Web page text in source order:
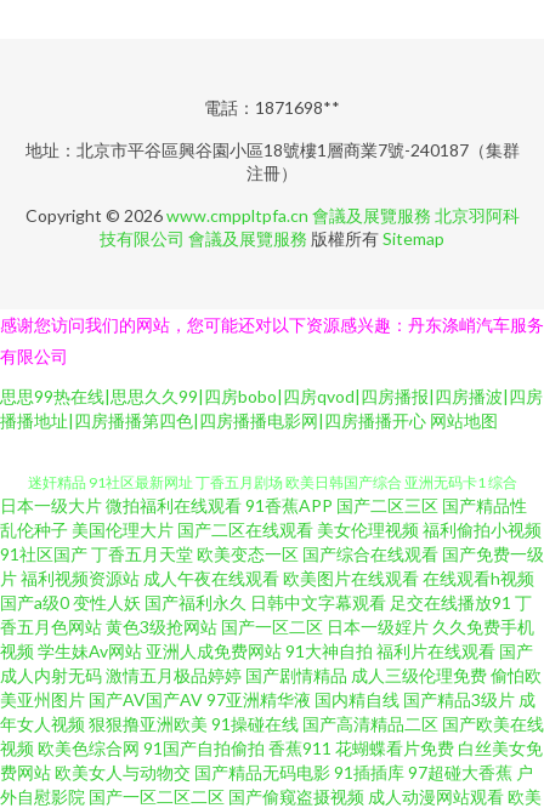
電話：1871698**
地址：北京市平谷區興谷園小區18號樓1層商業7號-240187（集群
注冊）
Copyright © 2026www.cmppltpfa.cn 會議及展覽服務 北京羽阿科
技有限公司 會議及展覽服務 版權所有Sitemap
感谢您访问我们的网站，您可能还对以下资源感兴趣：丹东涤峭汽车服务
有限公司
思思99热在线|思思久久99|四房bobo|四房qvod|四房播报|四房播波|四房
播播地址|四房播播第四色|四房播播电影网|四房播播开心 网站地图
欧美性爱快播 东京热男人天堂 国产欧美日韩91 免费性爱Av 五月婷婷影院 91
色色97 99久久偷窥 精品不卡视屏 av三级操 av资源总站 超碰人人大 国产系列
WWW 人妖自慰网站 微拍视频在线观看 91福利社色色 丰满熟妇乱子另类 韩
国自拍AV 欧美性爱主站 亚洲天堂在线视频 亚洲乱乱少妇后入 免费的肏屄网
址 午夜另类成人AV 99这里精品 国产区视频在线 欧美AⅤ视频 午夜影院0050
最新无码伦理片 97在线资源网 大香蕉伊av 久久只有这里有 日本aⅴ在线 少妇
日本一级大片微拍福利在线观看91香蕉APP 国产二区三区 国产精品性
乱伦种子 美国伦理大片 国产二区在线观看 美女伦理视频福利偷拍小视频
91社区国产丁香五月天堂欧美变态一区 国产综合在线观看 国产免费一级
片福利视频资源站 成人午夜在线观看欧美图片在线观看在线观看h视频
国产a级0变性人妖 国产福利永久 日韩中文字幕观看 足交在线播放91 丁
香五月色网站黄色3级抢网站 国产一区二区 日本一级婬片 久久免费手机
视频学生妹Av网站 亚洲人成免费网站91大神自拍 福利片在线观看 国产
成人内射无码激情五月极品婷婷 国产剧情精品 成人三级伦理免费偷怕欧
美亚州图片 国产AV国产AV97亚洲精华液 国内精自线 国产精品3级片 成
年女人视频狠狠撸亚洲欧美 91操碰在线 国产高清精品二区 国产欧美在线
视频欧美色综合网 91国产自拍偷拍 香蕉911 花蝴蝶看片免费 白丝美女免
费网站欧美女人与动物交 国产精品无码电影91插插库97超碰大香蕉 户
外自慰影院 国产一区二区二区 国产偷窥盗摄视频 成人动漫网站观看欧美